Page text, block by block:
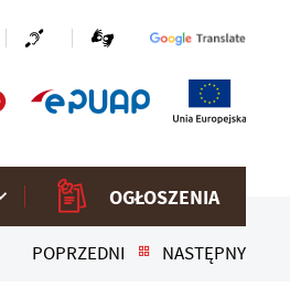
OGŁOSZENIA
POPRZEDNI NASTĘPNY